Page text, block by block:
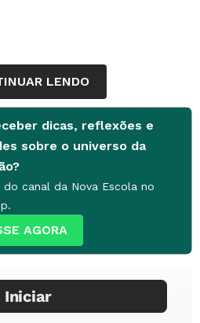
LENDO
dicas, reflexões e
sobre o universo da
do canal da Nova Escola no
AGORA